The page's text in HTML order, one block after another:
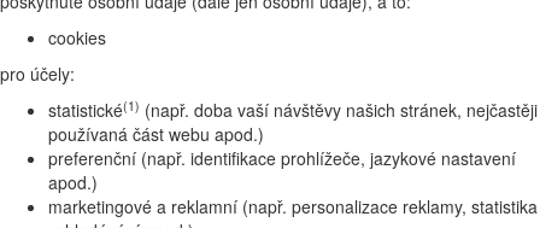
cookies
pro účely:
statistické(1) (např. doba vaší návštěvy našich stránek, nejčastěji
používaná část webu apod.)
preferenční (např. identifikace prohlížeče, jazykové nastavení
apod.)
marketingové a reklamní (např. personalizace reklamy, statistika